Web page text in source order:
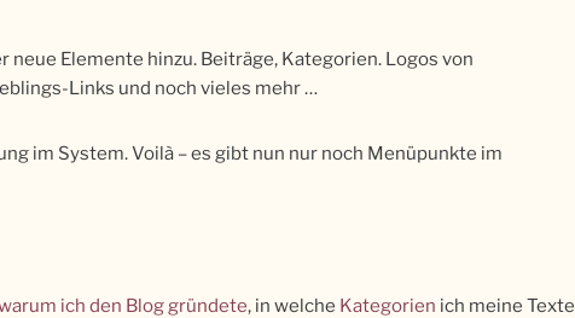
Elemente hinzu. Beiträge, Kategorien. Logos von
Links und noch vieles mehr …
im System. Voilà – es gibt nun nur noch Menüpunkte im
ich den Blog gründete, in welche Kategorien ich meine Texte